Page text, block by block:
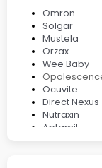
Omron
Solgar
Mustela
Orzax
Wee Baby
Ocuvite
Direct Nexus
Nutraxin
Aptamil